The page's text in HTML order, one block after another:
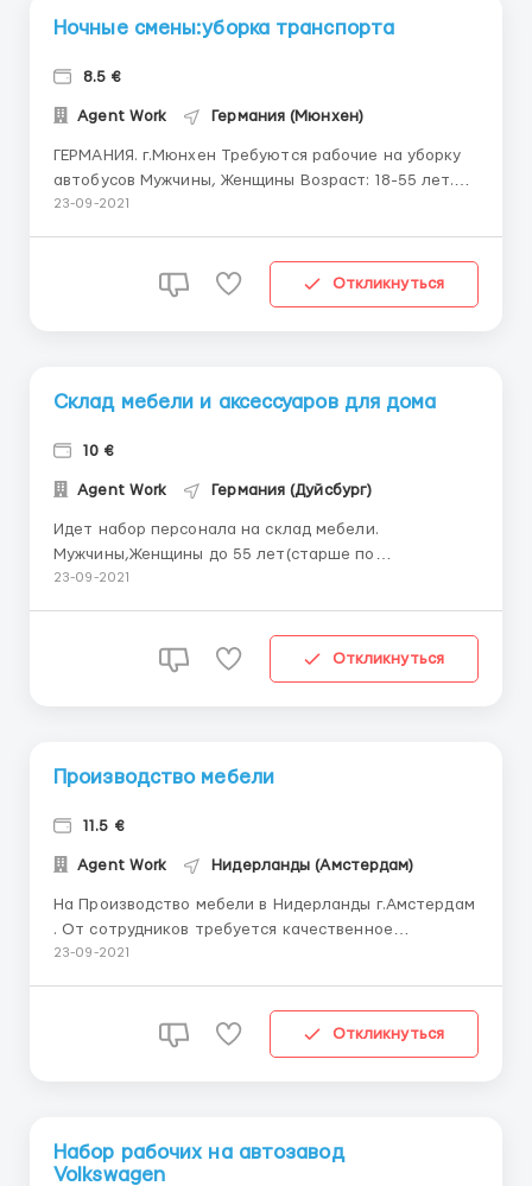
Ночные смены:уборка транспорта
8.5 €
Agent Work Германия (Мюнхен)
ГЕРМАНИЯ. г.Мюнхен Требуются рабочие на уборку
автобусов Мужчины, Женщины Возраст: 18-55 лет.
ОБЯЗАННОСТИ: • ручная работа по уборке трамваев
23-09-2021
Откликнуться
Склад мебели и аксессуаров для дома
10 €
Agent Work Германия (Дуйсбург)
Идет набор персонала на склад мебели.
Мужчины,Женщины до 55 лет(старше по
согласованию). Обязанности: -Заказ мебели и
23-09-2021
Откликнуться
Производство мебели
11.5 €
Agent Work Нидерланды (Амстердам)
На Производство мебели в Нидерланды г.Амстердам
. От сотрудников требуется качественное
выполнение поставленных задач,опыт работы .
23-09-2021
Откликнуться
Набор рабочих на автозавод
Volkswagen